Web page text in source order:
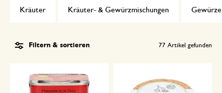
Kräuter Kräuter- & Gewürzmischungen Gewürze
Filtern & sortieren 77 Artikel gefunden